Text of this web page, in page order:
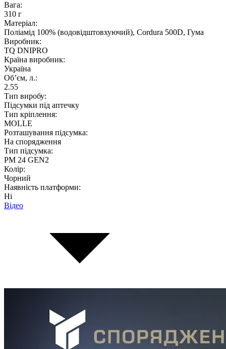
Вага:
310 г
Матеріал:
Поліамід 100% (водовідштовхуючий), Cordura 500D, Гума
Виробник:
TQ DNIPRO
Країна виробник:
Україна
Об’єм, л.:
2.55
Тип виробу:
Підсумки під аптечку
Тип кріплення:
MOLLE
Розташування підсумка:
На спорядження
Тип підсумка:
PM 24 GEN2
Колір:
Чорний
Наявність платформи:
Ні
Відео